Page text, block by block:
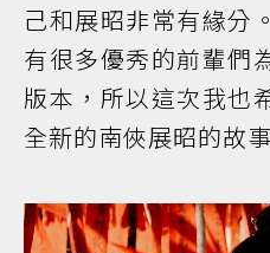
己和展昭非常有緣分
有很多優秀的前輩們
版本，所以這次我也
全新的南俠展昭的故事